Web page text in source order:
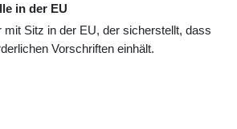
in der EU
mit Sitz in der EU, der sicherstellt, dass
Vorschriften einhält.